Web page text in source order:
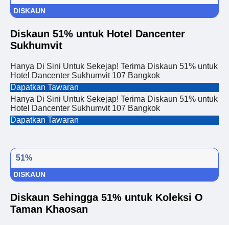
DISKAUN
Diskaun 51% untuk Hotel Dancenter
Sukhumvit
Hanya Di Sini Untuk Sekejap! Terima Diskaun 51% untuk
Hotel Dancenter Sukhumvit 107 Bangkok
Dapatkan Tawaran
Hanya Di Sini Untuk Sekejap! Terima Diskaun 51% untuk
Hotel Dancenter Sukhumvit 107 Bangkok
Dapatkan Tawaran
51%
DISKAUN
Diskaun Sehingga 51% untuk Koleksi O
Taman Khaosan